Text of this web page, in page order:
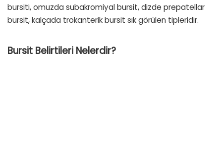
bursiti, omuzda subakromiyal bursit, dizde prepatellar
bursit, kalçada trokanterik bursit sık görülen tipleridir.
Bursit Belirtileri Nelerdir?